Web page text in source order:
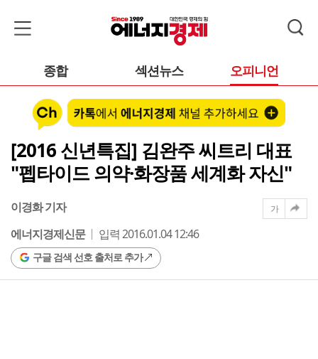
종합 섹션뉴스 오피니언
[2016 신년특집] 김완주 씨트리 대표
"펩타이드 의약·화장품 세계화 자신"
이경화 기자
에너지경제신문
입력 2016.01.04 12:46
구글 검색 선호 출처로 추가
가